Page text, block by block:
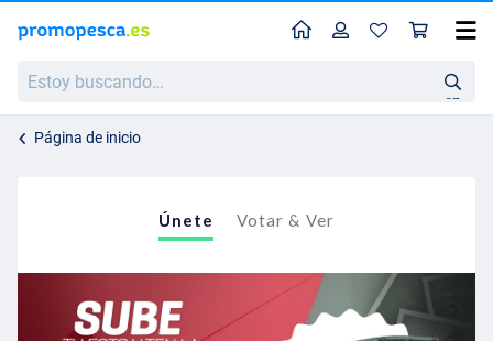
buscando…
en
Perfil
Página de inicio